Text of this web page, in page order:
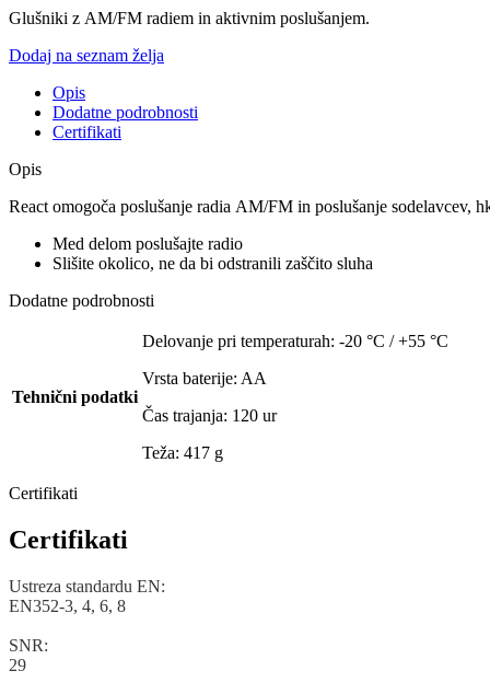
Glušniki z AM/FM radiem in aktivnim poslušanjem.
Dodaj na seznam želja
Opis
Dodatne podrobnosti
Certifikati
Opis
React omogoča poslušanje radia AM/FM in poslušanje sodelavcev,
Med delom poslušajte radio
Slišite okolico, ne da bi odstranili zaščito sluha
Dodatne podrobnosti
Tehnični podatki
Delovanje pri temperaturah: -20 °C / +55 °C
Vrsta baterije: AA
Čas trajanja: 120 ur
Teža: 417 g
Certifikati
Certifikati
Ustreza standardu EN:
EN352-3, 4, 6, 8
SNR:
29